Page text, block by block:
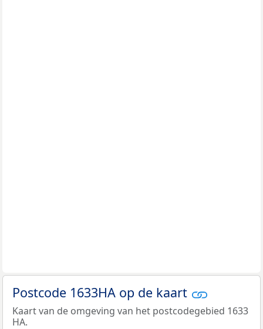
Postcode 1633HA op de kaart
Kaart van de omgeving van het postcodegebied 1633
HA.